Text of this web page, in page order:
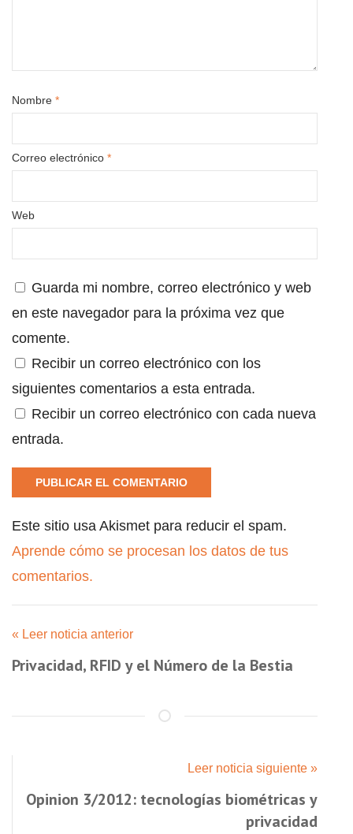
Nombre *
Correo electrónico *
Web
Guarda mi nombre, correo electrónico y web
en este navegador para la próxima vez que
comente.
Recibir un correo electrónico con los
siguientes comentarios a esta entrada.
Recibir un correo electrónico con cada nueva
entrada.
Este sitio usa Akismet para reducir el spam.
Aprende cómo se procesan los datos de tus
comentarios.
« Leer noticia anterior
Privacidad, RFID y el Número de la Bestia
Leer noticia siguiente »
Opinion 3/2012: tecnologías biométricas y
privacidad